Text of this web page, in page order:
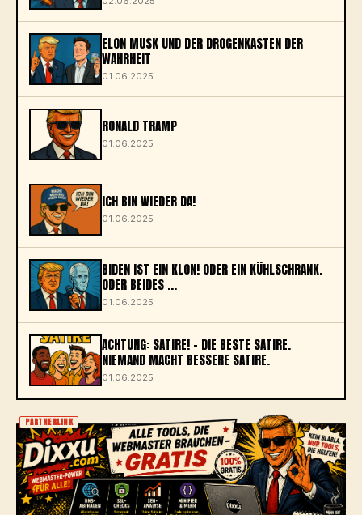
ELON MUSK UND DER DROGENKASTEN DER
WAHRHEIT
01.06.2025
RONALD TRAMP
01.06.2025
ICH BIN WIEDER DA!
01.06.2025
BIDEN IST EIN KLON! ODER EIN KÜHLSCHRANK.
ODER BEIDES ...
01.06.2025
ACHTUNG: SATIRE! – DIE BESTE SATIRE.
NIEMAND MACHT BESSERE SATIRE.
01.06.2025
PARTNERLINK